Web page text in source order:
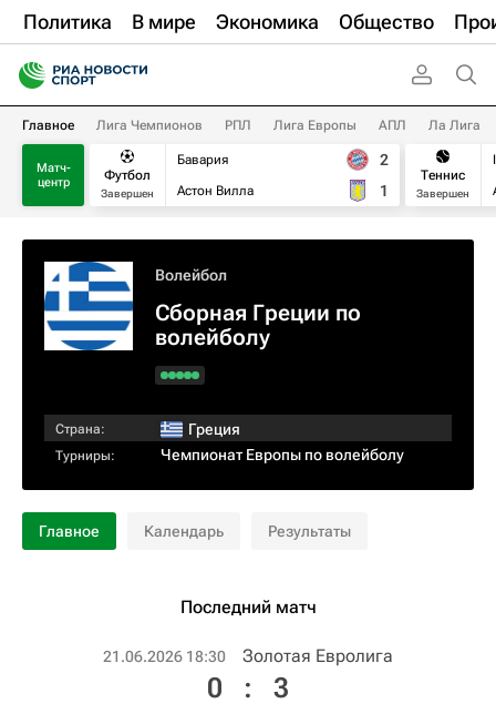
Политика В мире Экономика Общество
Главное Лига Чемпионов РПЛ Лига Европы АПЛ Ла Лига
Матч-
центр
Футбол
Завершен
Бавария
Астон Вилла
2
1
Теннис
Завершен
Волейбол
Сборная Греции по
волейболу
Страна: Греция
Турниры: Чемпионат Европы по волейболу
Главное Календарь Результаты
Последний матч
21.06.2026 18:30 Золотая Евролига
0 : 3